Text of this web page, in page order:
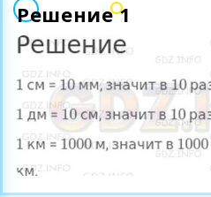
Решение 1